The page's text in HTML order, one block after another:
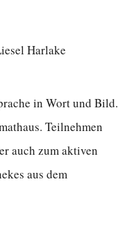
Harlake
in Wort und Bild.
Teilnehmen
auch zum aktiven
aus dem